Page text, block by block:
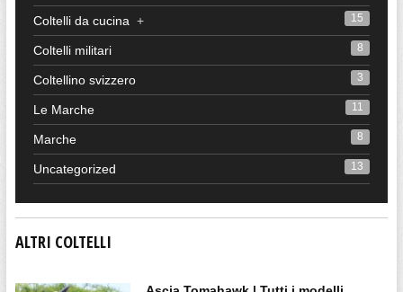
Coltelli da cucina + 15
Coltelli militari 8
Coltellino svizzero 3
Le Marche 11
Marche 8
Uncategorized 13
ALTRI COLTELLI